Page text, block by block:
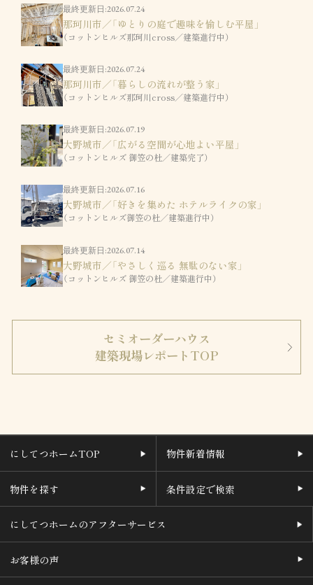
最終更新日:2026.07.24
那珂川市／「ゆとりの庭で趣味を愉しむ平屋」
（コットンヒルズ那珂川cross／建築進行中）
最終更新日:2026.07.24
那珂川市／「暮らしの流れが整う家」
（コットンヒルズ那珂川cross／建築進行中）
最終更新日:2026.07.19
大野城市／「広がる空間が心地よい平屋」
（コットンヒルズ 御笠の杜／建築完了）
最終更新日:2026.07.16
大野城市／「好きを集めた ホテルライクの家」
（コットンヒルズ御笠の杜／建築進行中）
最終更新日:2026.07.14
大野城市／「やさしく巡る 無駄のない家」
（コットンヒルズ 御笠の杜／建築進行中）
セミオーダーハウス
建築現場レポートTOP
にしてつホームTOP 物件新着情報
物件を探す 条件設定で検索
にしてつホームのアフターサービス
お客様の声